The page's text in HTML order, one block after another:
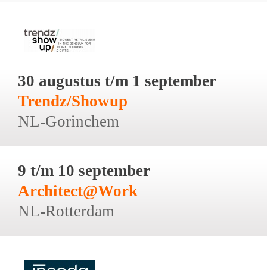
30 augustus t/m 1 september
Trendz/Showup
NL-Gorinchem
9 t/m 10 september
Architect@Work
NL-Rotterdam